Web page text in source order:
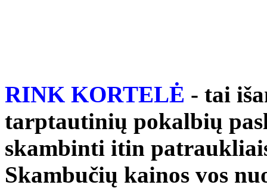
RINK KORTELĖ - tai
tarptautinių pokalbių
skambinti itin
Skambučių kainos vos